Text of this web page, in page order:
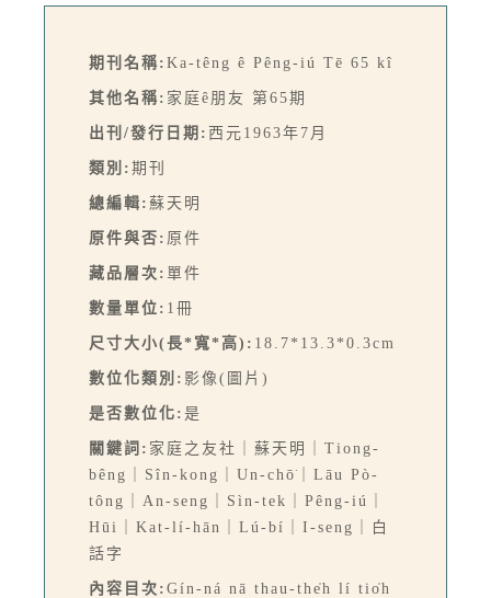
期刊名稱: Ka-têng ê Pêng-iú Tē 65 kî
其他名稱: 家庭ê朋友 第65期
出刊/發行日期: 西元1963年7月
類別: 期刊
總編輯: 蘇天明
原件與否: 原件
藏品層次: 單件
數量單位: 1冊
尺寸大小(長*寬*高): 18.7*13.3*0.3cm
數位化類別: 影像(圖片)
是否數位化: 是
關鍵詞: 家庭之友社｜蘇天明｜Tiong-
bêng｜Sîn-kong｜Un-chō͘｜Lāu Pò-
tông｜An-seng｜Sìn-tek｜Pêng-iú｜
Hūi｜Kat-lí-hān｜Lú-bí｜I-seng｜白
話字
內容目次: Gín-ná nā thau-the̍h lí tio̍h